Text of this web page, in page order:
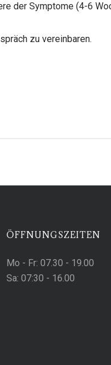
der Symptome (4-6
zu vereinbaren.
ÖFFNUNGSZEITEN
Mo - Fr: 07.30 - 19.00
Sa: 07:30 - 16.00